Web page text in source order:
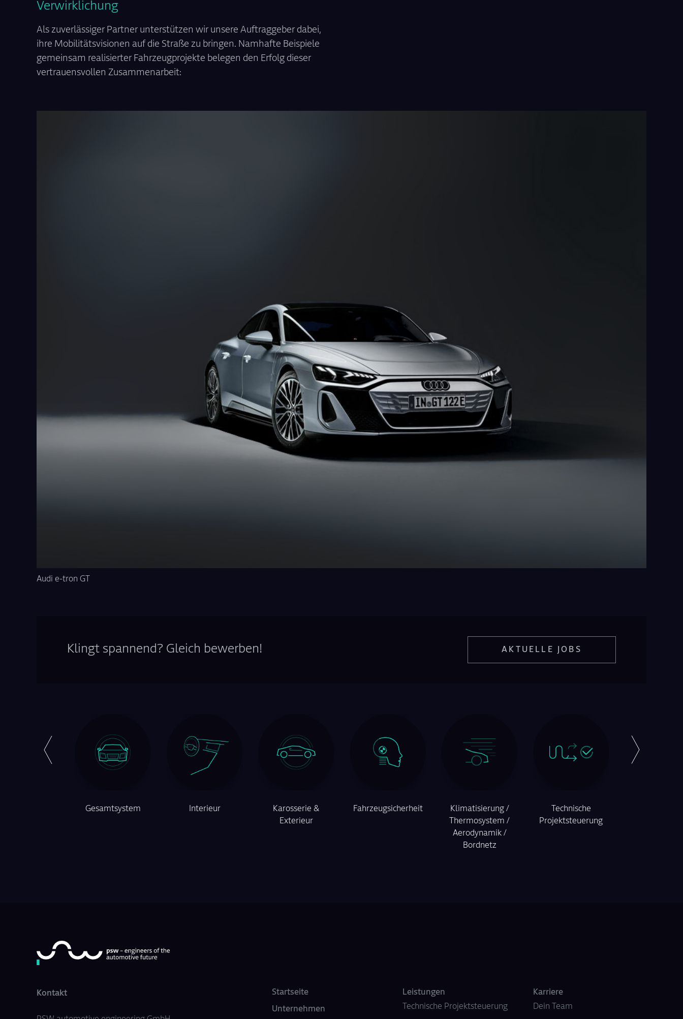
Verwirklichung
Als zuverlässiger Partner unterstützen wir unsere Auftraggeber dabei,
ihre Mobilitätsvisionen auf die Straße zu bringen. Namhafte Beispiele
gemeinsam realisierter Fahrzeugprojekte belegen den Erfolg dieser
vertrauensvollen Zusammenarbeit:
Audi e-tron GT
Klingt spannend? Gleich bewerben! AKTUELLE JOBS
Gesamtsystem Interieur
Karosserie &
Exterieur
Fahrzeugsicherheit
Klimatisierung /
Thermosystem /
Aerodynamik /
Bordnetz
Technische
Projektsteuerung
Kontakt Startseite
Unternehmen
Leistungen
Technische Projektsteuerung
Karriere
Dein Team